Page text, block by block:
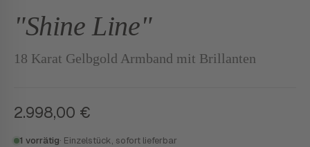
"Shine Line"
18 Karat Gelbgold Armband mit Brillanten
2.998,00 €
1 vorrätig· Einzelstück, sofort lieferbar